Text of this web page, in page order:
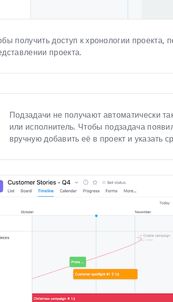
получить доступ к хронологии проекта,
проекта.
Подзадачи не получают автоматически
или исполнитель. Чтобы подзадача
вручную добавить её в проект и указать